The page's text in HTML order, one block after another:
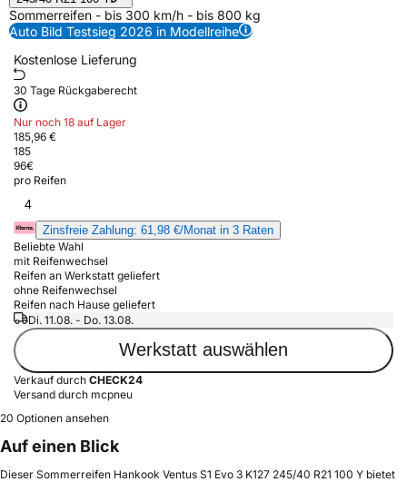
Sommerreifen - bis 300 km/h - bis 800 kg
Auto Bild Testsieg 2026 in Modellreihe
Kostenlose Lieferung
30 Tage Rückgaberecht
Nur noch 18 auf Lager
185,96 €
185
96€
pro Reifen
4
Zinsfreie Zahlung: 61,98 €/Monat in 3 Raten
Beliebte Wahl
mit Reifenwechsel
Reifen an Werkstatt geliefert
ohne Reifenwechsel
Reifen nach Hause geliefert
Di. 11.08. - Do. 13.08.
Werkstatt auswählen
Verkauf durch CHECK24
Versand durch mcpneu
20 Optionen ansehen
Auf einen Blick
Dieser Sommerreifen Hankook Ventus S1 Evo 3 K127 245/40 R21 100 Y bietet